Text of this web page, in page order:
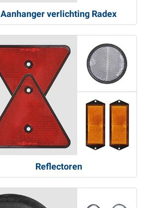
Aanhanger verlichting Radex
Reflectoren